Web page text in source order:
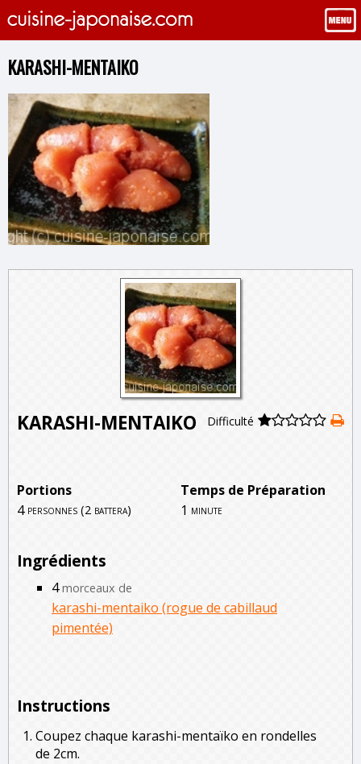
KARASHI-MENTAIKO
KARASHI-MENTAIKO Difficulté
Portions
Temps de Préparation
4 personnes (2 battera) 1 minute
Ingrédients
4 morceaux de
karashi-mentaiko (rogue de cabillaud
pimentée)
Instructions
Coupez chaque karashi-mentaïko en rondelles
de 2cm.